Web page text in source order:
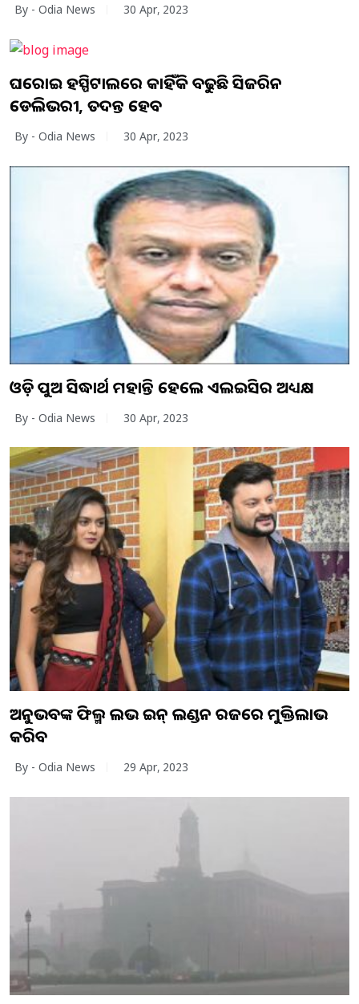
By - Odia News 30 Apr, 2023
ଘରୋଇ ହସ୍ପିଟାଲରେ କାହିଁକି ବଢୁଛି ସିଜରିଆନ
ଡେଲିଭରୀ, ତଦନ୍ତ ହେବ
By - Odia News 30 Apr, 2023
ଓଡ଼ିଆ ପୁଅ ସିଦ୍ଧାର୍ଥ ମହାନ୍ତି ହେଲେ ଏଲଆଇସିର ଅଧ୍ୟକ୍ଷ
By - Odia News 30 Apr, 2023
ଅନୁଭବଙ୍କ ଫିଲ୍ମ ଲଭ ଇନ୍ ଲଣ୍ଡନ ରଜରେ ମୁକ୍ତିଲାଭ
କରିବ
By - Odia News 29 Apr, 2023